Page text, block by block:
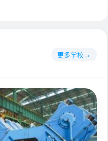
更多学校